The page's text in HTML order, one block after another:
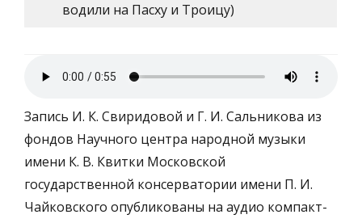
водили на Пасху и Троицу)
Запись И. К. Свиридовой и Г. И. Сальникова из
фондов Научного центра народной музыки
имени К. В. Квитки Московской
государственной консерватории имени П. И.
Чайковского опубликованы на аудио компакт-